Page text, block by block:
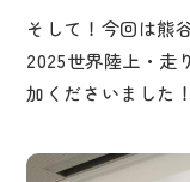
そして！今回は熊
2025世界陸上・走
加くださいました